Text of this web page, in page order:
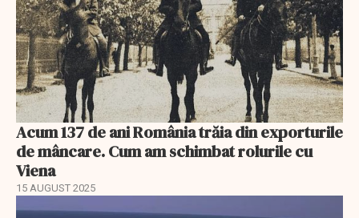
Acum 137 de ani România trăia din exporturile
de mâncare. Cum am schimbat rolurile cu
Viena
15 AUGUST 2025
EXCLUSIV